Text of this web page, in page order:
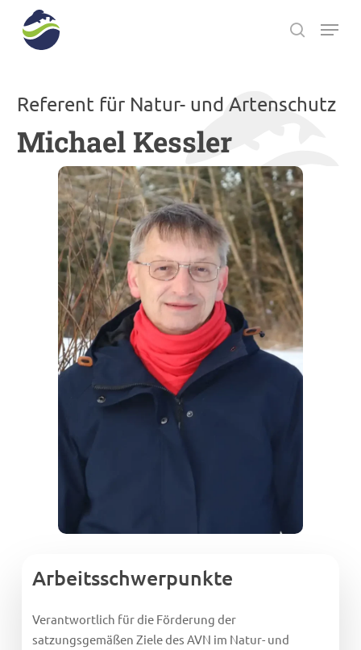
search
Menu
Referent für Natur- und Artenschutz
Michael Kessler
Arbeitsschwerpunkte
Verantwortlich für die Förderung der
satzungsgemäßen Ziele des AVN im Natur- und